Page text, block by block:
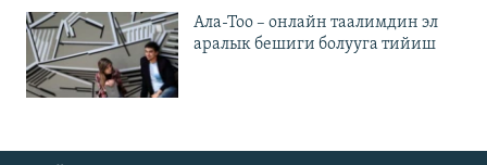
Ала-Тоо – онлайн таалимдин эл
аралык бешиги болууга тийиш